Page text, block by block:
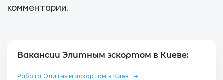
комментарии.
Вакансии Элитным эскортом в Киеве:
Работа Элитным эскортом в Киев →